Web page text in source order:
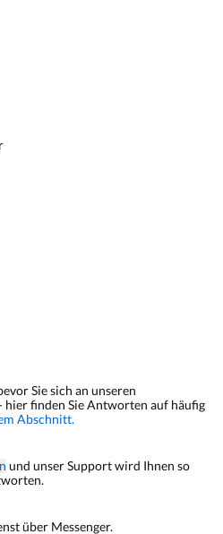
Sie sich an unseren
hier finden Sie Antworten auf häufig
Abschnitt.
und unser Support wird Ihnen so
über Messenger.